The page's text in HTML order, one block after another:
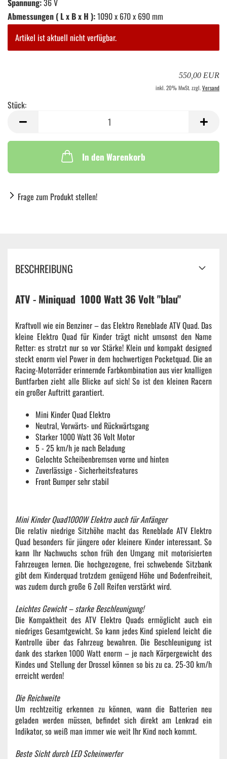
Spannung:36 V
Abmessungen ( L x B x H ):1090 x 670 x 690 mm
Artikel ist aktuell nicht verfügbar.
550,00 EUR
inkl. 20% MwSt. zzgl.Versand
Stück:
In den Warenkorb
Frage zum Produkt stellen!
BESCHREIBUNG
ATV - Miniquad 1000 Watt 36 Volt "blau"
Kraftvoll wie ein Benziner – das Elektro Reneblade ATV Quad. Das
kleine Elektro Quad für Kinder trägt nicht umsonst den Name
Retter: es strotzt nur so vor Stärke! Klein und kompakt designed
steckt enorm viel Power in dem hochwertigen Pocketquad. Die an
Racing-Motorräder erinnernde Farbkombination aus vier knalligen
Buntfarben zieht alle Blicke auf sich! So ist den kleinen Racern
ein großer Auftritt garantiert.
Mini Kinder Quad Elektro
Neutral, Vorwärts- und Rückwärtsgang
Starker 1000 Watt 36 Volt Motor
5 - 25 km/h je nach Beladung
Gelochte Scheibenbremsen vorne und hinten
Zuverlässige - Sicherheitsfeatures
Front Bumper sehr stabil
Mini Kinder Quad1000W Elektro auch für Anfänger
Die relativ niedrige Sitzhöhe macht das Reneblade ATV Elektro
Quad besonders für jüngere oder kleinere Kinder interessant. So
kann Ihr Nachwuchs schon früh den Umgang mit motorisierten
Fahrzeugen lernen. Die hochgezogene, frei schwebende Sitzbank
gibt dem Kinderquad trotzdem genügend Höhe und Bodenfreiheit,
was zudem durch große 6 Zoll Reifen verstärkt wird.
Leichtes Gewicht – starke Beschleunigung!
Die Kompaktheit des ATV Elektro Quads ermöglicht auch ein
niedriges Gesamtgewicht. So kann jedes Kind spielend leicht die
Kontrolle über das Fahrzeug bewahren. Die Beschleunigung ist
dank des starken 1000 Watt enorm – je nach Körpergewicht des
Kindes und Stellung der Drossel können so bis zu ca. 25-30 km/h
erreicht werden!
Die Reichweite
Um rechtzeitig erkennen zu können, wann die Batterien neu
geladen werden müssen, befindet sich direkt am Lenkrad ein
Indikator, so weiß man immer wie weit Ihr Kind noch kommt.
Beste Sicht durch LED Scheinwerfer